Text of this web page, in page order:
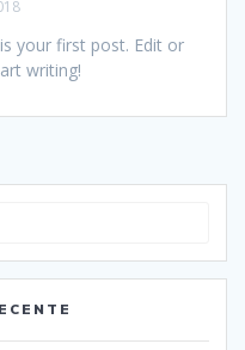
your first post. Edit or
writing!